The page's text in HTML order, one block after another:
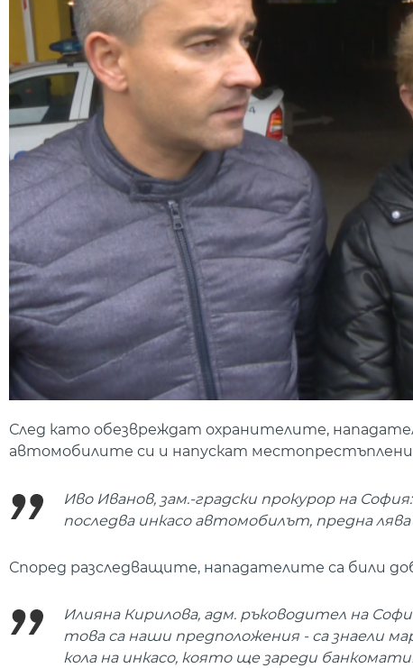
След като обезвреждат охранителите,
автомобилите си и напускат
Иво Иванов, зам.-градски прокурор на
последва инкасо автомобилът, предна лява
Според разследващите, нападателите са били
Илияна Кирилова, адм. ръководител на
това са наши предположения - са знаели
кола на инкасо, която ще зареди